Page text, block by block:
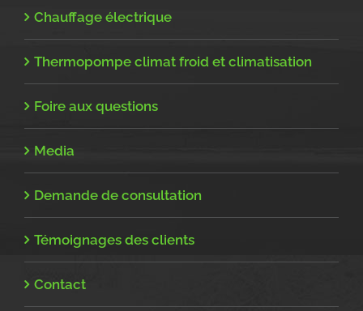
Chauffage électrique
Thermopompe climat froid et climatisation
Foire aux questions
Media
Demande de consultation
Témoignages des clients
Contact